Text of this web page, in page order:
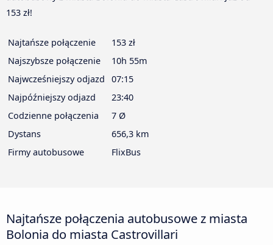
153 zł!
Najtańsze połączenie
153 zł
Najszybsze połączenie
10h 55m
Najwcześniejszy odjazd
07:15
Najpóźniejszy odjazd
23:40
Codzienne połączenia
7 Ø
Dystans
656,3 km
Firmy autobusowe
FlixBus
Najtańsze połączenia autobusowe z miasta
Bolonia do miasta Castrovillari